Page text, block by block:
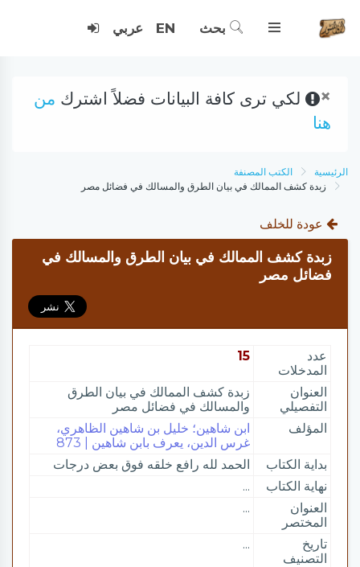
بحث EN عربي
× لكي ترى كافة البيانات فضلاً اشترك من
هنا
الرئيسية
الكتب المصنفة
زبدة كشف الممالك في بيان الطرق والمسالك في فضائل مصر
عودة للخلف
زبدة كشف الممالك في بيان الطرق والمسالك في
فضائل مصر
عدد
المدخلات
15
العنوان
التفصيلي
زبدة كشف الممالك في بيان الطرق
والمسالك في فضائل مصر
المؤلف
ابن شاهين؛ خليل بن شاهين الظاهري،
غرس الدين، يعرف بابن شاهين | 873
بداية الكتاب
الحمد لله رافع خلقه فوق بعض درجات
نهاية الكتاب
...
العنوان
المختصر
...
تاريخ
التصنيف
...